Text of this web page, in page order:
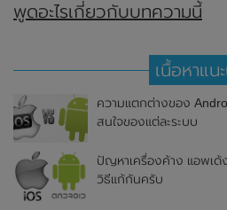
พูดอะไรเกี่ยวกับบทความนี้
เนื้อหาแน
ความแตกต่างของ
สนใจของแต่ละระบบ
ปัญหาเครื่องค้าง แอพเด้
วิธีแก้กันครับ